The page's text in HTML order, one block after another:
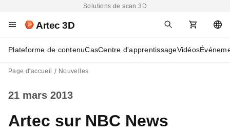
Solutions de scan 3D
Artec 3D
Plateforme de contenuCasCentre d'apprentissageVidéos
Page d'accueil Nouvelles
21 mars 2013
Artec sur NBC News